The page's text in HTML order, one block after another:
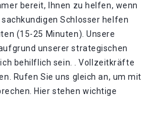
bereit, Ihnen zu helfen, wenn
Schlosser helfen
(15-25 Minuten). Unsere
unserer strategischen
behilflich sein. . Vollzeitkräfte
Rufen Sie uns gleich an, um mit
Hier stehen wichtige